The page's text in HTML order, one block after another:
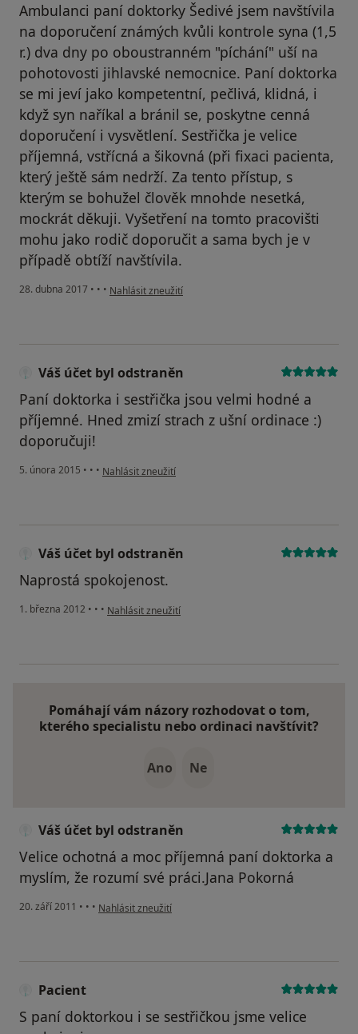
Ambulanci paní doktorky Šedivé jsem navštívila
na doporučení známých kvůli kontrole syna (1,5
r.) dva dny po oboustranném "píchání" uší na
pohotovosti jihlavské nemocnice. Paní doktorka
se mi jeví jako kompetentní, pečlivá, klidná, i
když syn naříkal a bránil se, poskytne cenná
doporučení i vysvětlení. Sestřička je velice
příjemná, vstřícná a šikovná (při fixaci pacienta,
který ještě sám nedrží. Za tento přístup, s
kterým se bohužel člověk mnohde nesetká,
mockrát děkuji. Vyšetření na tomto pracovišti
mohu jako rodič doporučit a sama bych je v
případě obtíží navštívila.
28. dubna 2017 • • • podle názoru uživatele Váš účet byl odstraněn
Nahlásit zneužití
Váš účet byl odstraněn
Paní doktorka i sestřička jsou velmi hodné a
příjemné. Hned zmizí strach z ušní ordinace :)
doporučuji!
5. února 2015 • • • podle názoru uživatele Váš účet byl odstraněn
Nahlásit zneužití
Váš účet byl odstraněn
Naprostá spokojenost.
1. března 2012 • • • podle názoru uživatele Váš účet byl odstraněn
Nahlásit zneužití
Pomáhají vám názory rozhodovat o tom,
kterého specialistu nebo ordinaci navštívit?
Ano Ne
Váš účet byl odstraněn
Velice ochotná a moc příjemná paní doktorka a
myslím, že rozumí své práci.Jana Pokorná
20. září 2011 • • • podle názoru uživatele Váš účet byl odstraněn
Nahlásit zneužití
Pacient
S paní doktorkou i se sestřičkou jsme velice